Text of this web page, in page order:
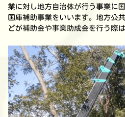
業に対し地方自治体が行う事業に
国庫補助事業をいいます。地方公
どが補助金や事業助成金を行う際